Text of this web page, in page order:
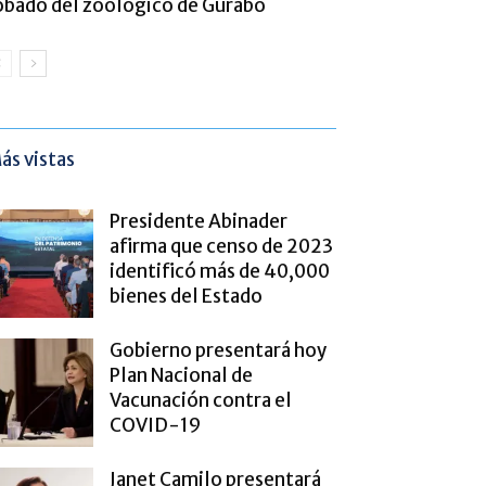
del zoológico de Gurabo
vistas
Presidente Abinader
afirma que censo de 2023
identificó más de 40,000
bienes del Estado
Gobierno presentará hoy
Plan Nacional de
Vacunación contra el
COVID-19
Janet Camilo presentará